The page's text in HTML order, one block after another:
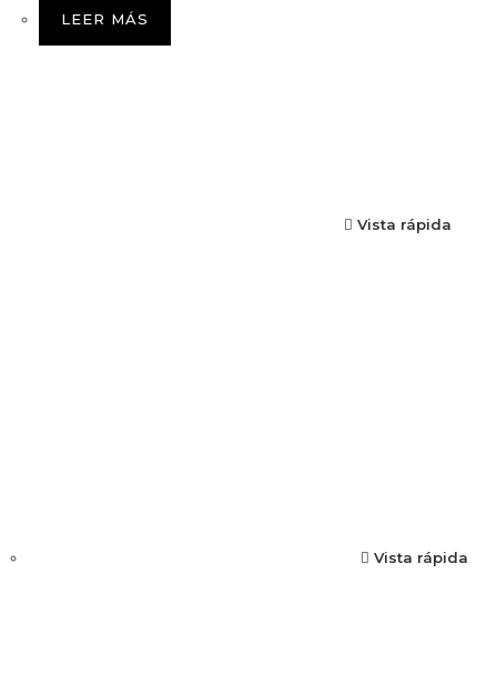
LEER MÁS
Vista rápida
Vista rápida